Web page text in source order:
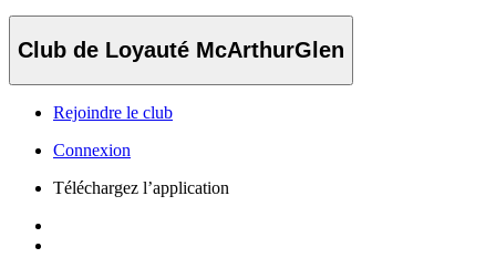
Club de Loyauté McArthurGlen
Rejoindre le club
Connexion
Téléchargez l’application